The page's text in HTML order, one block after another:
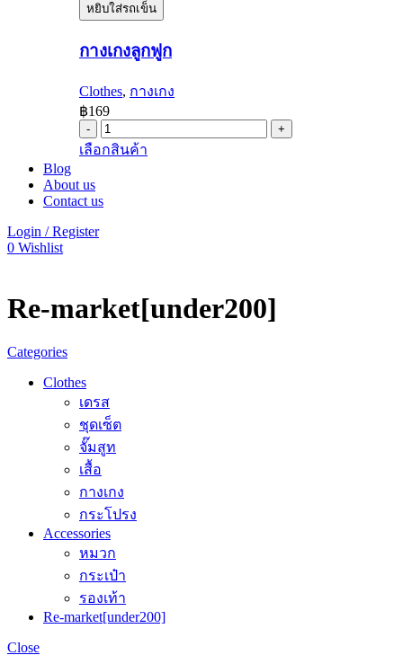
ลูกฟูก
หยิบใส่รถเข็น
กางเกงลูกฟูก
Clothes, กางเกง
฿169
กางเกง
ลูกฟูก
เลือกสินค้า
product
on
the
Blog
About us
Contact us
Login / Register
0 Wishlist
Re-market[under200]
Categories
Clothes
เดรส
ชุดเซ็ต
จั๊มสูท
เสื้อ
กางเกง
กระโปรง
Accessories
หมวก
กระเป๋า
รองเท้า
Re-market[under200]
Close